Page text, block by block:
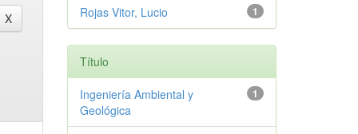
1
Rojas Vitor, Lucio
Título
1
Ingeniería Ambiental y
Geológica